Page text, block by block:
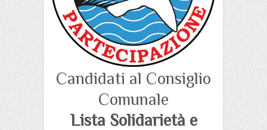
Candidati al Consiglio
Comunale
Lista Solidarietà e